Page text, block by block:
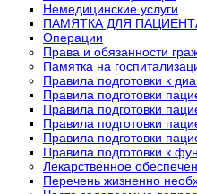
Немедицинские услуги
ПАМЯТКА ДЛЯ ПАЦИЕНТА
Операции
Права и обязанности
Памятка на
Правила подготовки к
Правила подготовки
Правила подготовки
Правила подготовки
Правила подготовки
Правила подготовки к
Лекарственное
Перечень жизненно